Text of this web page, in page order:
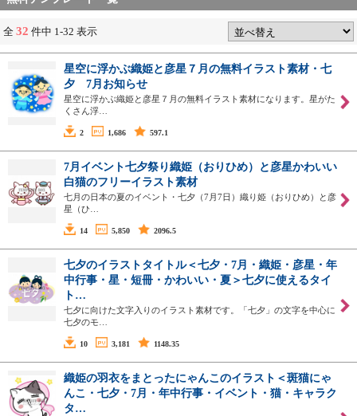
全 32 件中 1-32 表示
星空に浮かぶ織姫と彦星７月の無料イラスト素材・七
夕 7月お知らせ
星空に浮かぶ織姫と彦星７月の無料イラスト素材になります。星がた
くさん浮…
2 1,686 597.1
7月イベント七夕祭り織姫（おりひめ）と彦星かわいい
白猫のフリーイラスト素材
七月の日本の夏のイベント・七夕（7月7日）織り姫（おりひめ）と彦
星（ひ…
14 5,850 2096.5
七夕のイラストタイトル＜七夕・7月・織姫・彦星・年
中行事・星・短冊・かわいい・夏＞七夕に使えるタイ
ト…
七夕に向けた文字入りのイラスト素材です。「七夕」の文字を中心に
七夕のモ…
10 3,181 1148.35
織姫の羽衣をまとったにゃんこのイラスト＜斑猫にゃ
んこ・七夕・7月・年中行事・イベント・猫・キャラク
タ…